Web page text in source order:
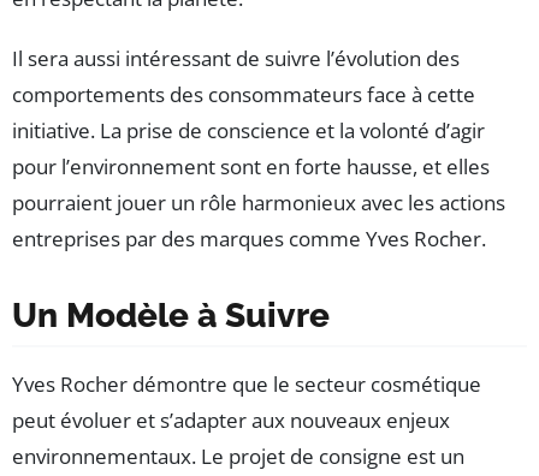
Il sera aussi intéressant de suivre l’évolution des
comportements des consommateurs face à cette
initiative. La prise de conscience et la volonté d’agir
pour l’environnement sont en forte hausse, et elles
pourraient jouer un rôle harmonieux avec les actions
entreprises par des marques comme Yves Rocher.
Un Modèle à Suivre
Yves Rocher démontre que le secteur cosmétique
peut évoluer et s’adapter aux nouveaux enjeux
environnementaux. Le projet de consigne est un